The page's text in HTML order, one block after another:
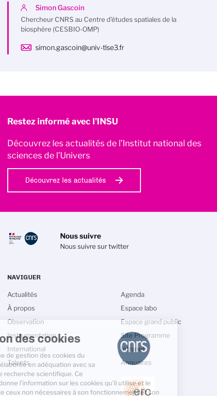
Simon Gascoin
Chercheur CNRS au Centre d'études spatiales de la
biosphère (CESBIO-OMP)
simon.gascoin@univ-tlse3.fr
Restez informé avec l'INSU
Découvrez les actualités de l’Institut national des
sciences de l'Univers
Découvrez les actualités
Nous suivre
Nous suivre sur twitter
NAVIGUER
Actualités
À propos
Observation
Instrumentation
International
Talents
Agenda
Espace labo
Espace grand public
Site Programme
Intranet
Annuaires
Gestion des cookies
La politique de gestion des cookies du
CNRS est élaborée en adéquation avec sa
mission de recherche scientifique. Ce
site vous donne l’information sur les cookies qu’il utilise et le
contrôle de ceux non nécessaires à son fonctionnement et son